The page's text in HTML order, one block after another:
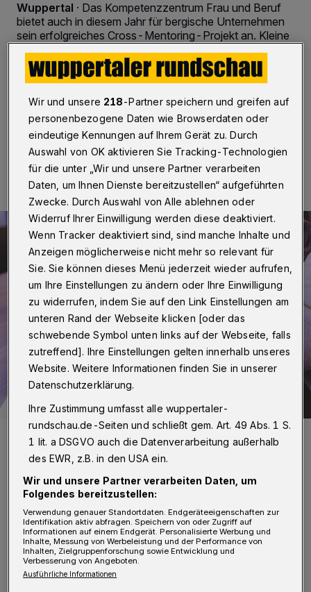
Wuppertal · Das Kompetenzzentrum Frau und Beruf
bietet auch in diesem Jahr für bergische Unternehmen
sein erfolgreiches Cross-Mentoring-Projekt an. Kleine
oder mittlere Unternehmen haben so die Möglichkeit,
ihren weiblichen Nachwuchskräften durch die
Begleitung einer erfahrenen externen Mentorin eine
15.04.2021 , 15:30 Uhr Eine Minute Lesezeit
Symbolfoto.
Foto: Pixabay/StartupStockPhotos
B ewerben können sich alle
Mitarbeiterinnen, die innerhalb eines
mittelständischen Unternehmens auf eine
Wir und unsere 218-Partner speichern und greifen auf
personenbezogene Daten wie Browserdaten oder
eindeutige Kennungen auf Ihrem Gerät zu. Durch
Auswahl von OK aktivieren Sie Tracking-Technologien
für die unter „Wir und unsere Partner verarbeiten
Daten, um Ihnen Dienste bereitzustellen“ aufgeführten
Zwecke. Durch Auswahl von Alle ablehnen oder
Widerruf Ihrer Einwilligung werden diese deaktiviert.
Wenn Tracker deaktiviert sind, sind manche Inhalte und
Anzeigen möglicherweise nicht mehr so relevant für
Sie. Sie können dieses Menü jederzeit wieder aufrufen,
um Ihre Einstellungen zu ändern oder Ihre Einwilligung
zu widerrufen, indem Sie auf den Link Einstellungen am
unteren Rand der Webseite klicken [oder das
schwebende Symbol unten links auf der Webseite, falls
zutreffend]. Ihre Einstellungen gelten innerhalb unseres
Website. Weitere Informationen finden Sie in unserer
Datenschutzerklärung.
Ihre Zustimmung umfasst alle wuppertaler-
rundschau.de-Seiten und schließt gem. Art. 49 Abs. 1 S.
1 lit. a DSGVO auch die Datenverarbeitung außerhalb
des EWR, z.B. in den USA ein.
Wir und unsere Partner verarbeiten Daten, um
Folgendes bereitzustellen:
Verwendung genauer Standortdaten. Endgeräteeigenschaften zur
Identifikation aktiv abfragen. Speichern von oder Zugriff auf
Informationen auf einem Endgerät. Personalisierte Werbung und
Inhalte, Messung von Werbeleistung und der Performance von
Inhalten, Zielgruppenforschung sowie Entwicklung und
Verbesserung von Angeboten.
Ausführliche Informationen